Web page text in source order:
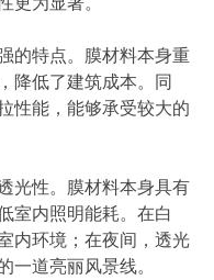
的特点。膜材料本身重
降低了建筑成本。同
性能，能够承受较大的
光性。膜材料本身具有
室内照明能耗。在白
内环境；在夜间，透光
一道亮丽风景线。